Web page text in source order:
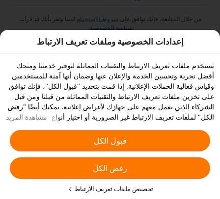
من خلال المتابعة، فإنك توافق على شروط الاستخدام لدينا وتقر بأنك قد قرأت
سياسة الخصوصية.
إعدادات الخصوصية وملفات تعريف الارتباط
نستخدم ملفات تعريف الارتباط والتقنيات المماثلة لتوفير خدمتنا ومنحك
أفضل تجربة وتحسين الخدمة والإعلان عنها وضمان أنها آمنة للمستخدمين
وقياس فعالية الحملات الإعلانية. إذا قمت بتحديد "قبول الكل"، فإنك توافق
على تخزين ملفات تعريف الارتباط والتقنيات المماثلة من قبلنا ومن قبل
الشركاء الذين نعمل معهم على جهازك لأغراض إعلانية. يمكنك أيضًا "رفض
الكل" لملفات تعريف الارتباط غير الضرورية أو اختيار أنواع ملفات تعريف
تعريف الارتباط" أدناه أو في أي وقت من إعدادات الخصوصية الخاصة بك.
يمكنك الاطلاع على
سياسة ملفات تعريف الارتباط والتقنيات المشابهة
للحصول على المزيد من التفاصيل.
مشاهدة المزيد
قبول الكل
رفض الكل
تخصيص ملفات تعريف الارتباط